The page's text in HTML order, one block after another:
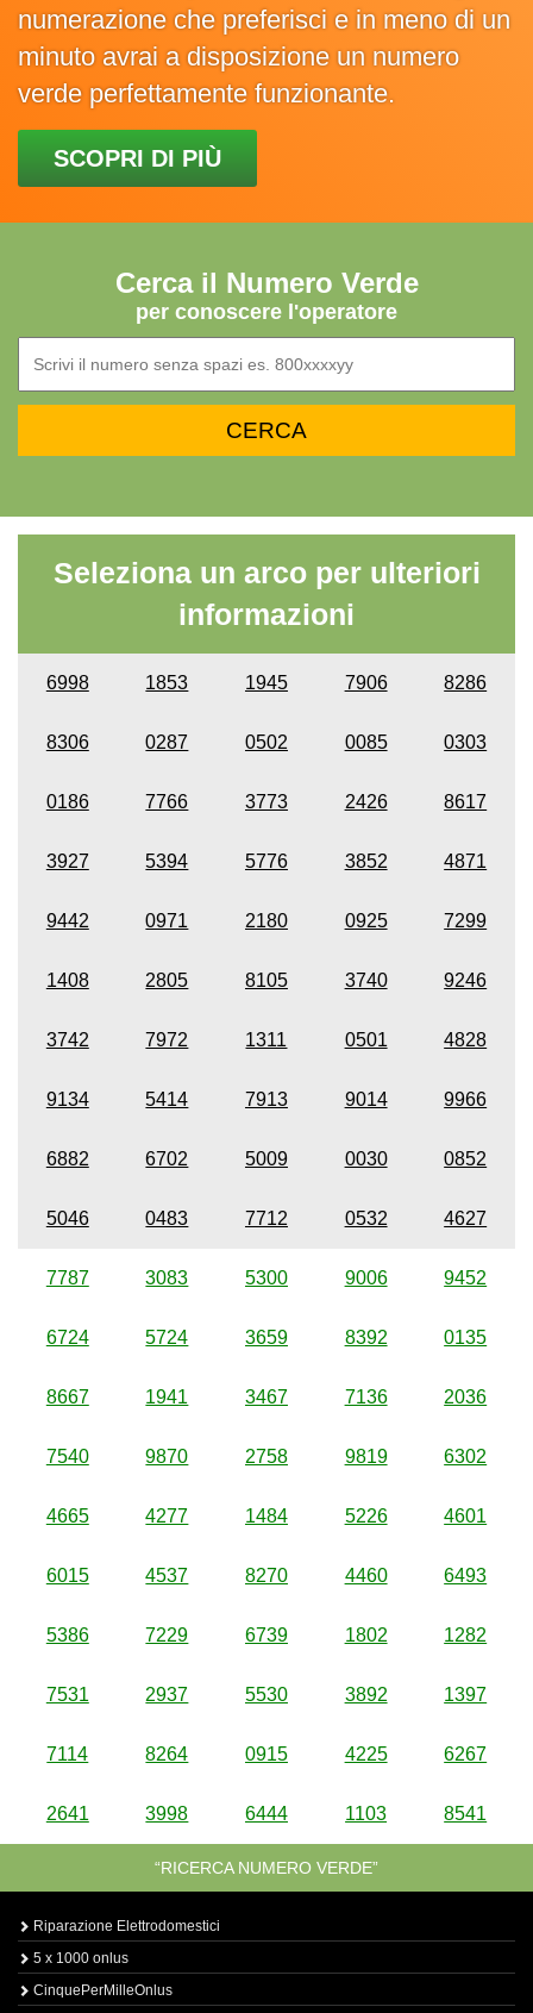
numerazione che preferisci e in meno di un
minuto avrai a disposizione un numero
verde perfettamente funzionante.
SCOPRI DI PIÙ
Cerca il Numero Verde
per conoscere l'operatore
Seleziona un arco per ulteriori
informazioni
6998 1853 1945 7906 8286
8306 0287 0502 0085 0303
0186 7766 3773 2426 8617
3927 5394 5776 3852 4871
9442 0971 2180 0925 7299
1408 2805 8105 3740 9246
3742 7972 1311 0501 4828
9134 5414 7913 9014 9966
6882 6702 5009 0030 0852
5046 0483 7712 0532 4627
7787 3083 5300 9006 9452
6724 5724 3659 8392 0135
8667 1941 3467 7136 2036
7540 9870 2758 9819 6302
4665 4277 1484 5226 4601
6015 4537 8270 4460 6493
5386 7229 6739 1802 1282
7531 2937 5530 3892 1397
7114 8264 0915 4225 6267
2641 3998 6444 1103 8541
“RICERCA NUMERO VERDE”
Riparazione Elettrodomestici
5 x 1000 onlus
CinquePerMilleOnlus